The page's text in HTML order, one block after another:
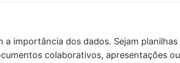
a importância dos dados. Sejam planilhas
colaborativos, apresentações ou